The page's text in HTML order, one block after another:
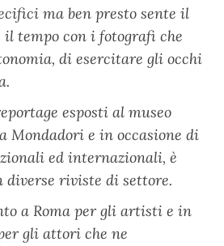
ma ben presto sente il
il tempo con i fotografi che
di esercitare gli occhi
esposti al museo
Mondadori e in occasione di
ed internazionali, è
diverse riviste di settore.
a Roma per gli artisti e in
gli attori che ne